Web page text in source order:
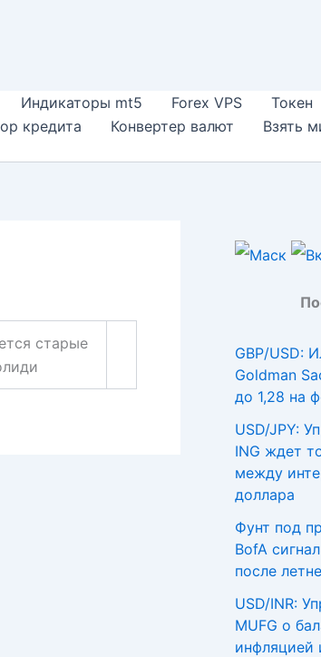
Индикаторы mt5 Forex VPS Токен
кредита Конвертер валют
Взять
старые
GBP/USD:
Goldman
до 1,28 на
USD/JPY:
ING ждет
между
доллара
Фунт под
BofA
после
USD/INR:
MUFG о
инфляцией